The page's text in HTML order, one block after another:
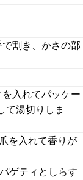
割き、かさの部
入れてパッケー
て湯切りしま
を入れて香りが
ゲティとしらす